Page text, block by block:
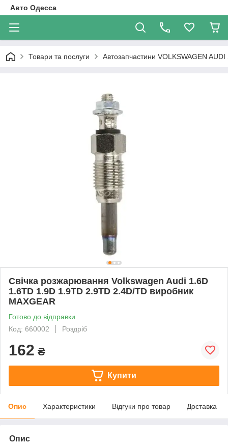
Авто Одесса
Товари та послуги Автозапчастини VOLKSWAGEN AUDI
Свічка розжарювання Volkswagen Audi 1.6D
1.6TD 1.9D 1.9TD 2.9TD 2.4D/TD виробник
MAXGEAR
Готово до відправки
Код: 660002
Роздріб
162 ₴
Купити
Опис Характеристики Відгуки про товар Доставка
Опис